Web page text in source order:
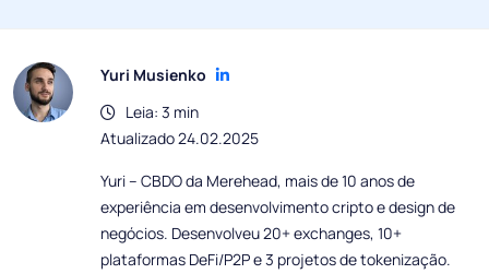
Yuri Musienko
Leia: 3 min
Atualizado 24.02.2025
Yuri – CBDO da Merehead, mais de 10 anos de
experiência em desenvolvimento cripto e design de
negócios. Desenvolveu 20+ exchanges, 10+
plataformas DeFi/P2P e 3 projetos de tokenização.